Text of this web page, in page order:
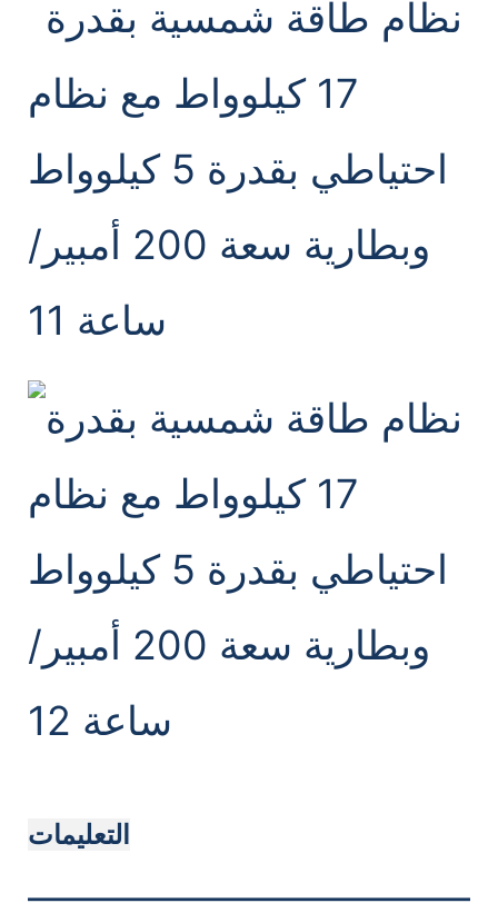
التعليمات